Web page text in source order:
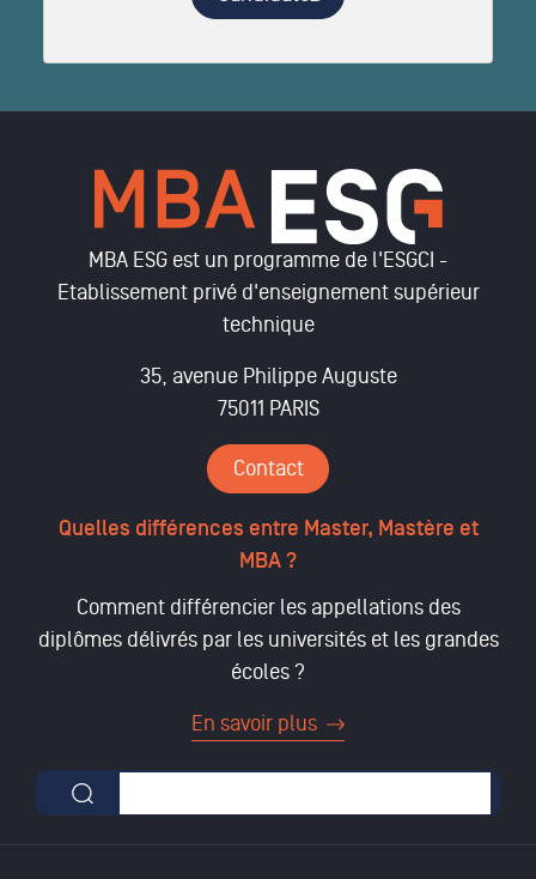
MBA ESG est un programme de l'ESGCI -
Etablissement privé d'enseignement supérieur
technique
35, avenue Philippe Auguste
75011 PARIS
Contact
Quelles différences entre Master, Mastère et
MBA ?
Comment différencier les appellations des
diplômes délivrés par les universités et les grandes
écoles ?
En savoir plus
Formulaire de recherche